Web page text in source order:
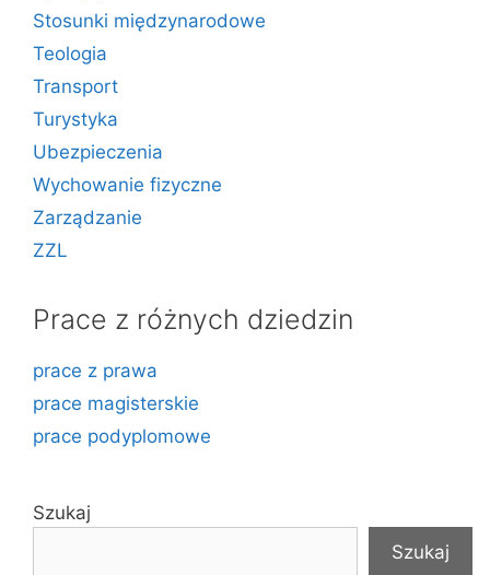
Stosunki międzynarodowe
Teologia
Transport
Turystyka
Ubezpieczenia
Wychowanie fizyczne
Zarządzanie
ZZL
Prace z różnych dziedzin
prace z prawa
prace magisterskie
prace podyplomowe
Szukaj
Szukaj